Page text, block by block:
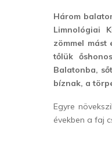
Három
Limnológiai
zömmel
tőlük
Balatonba,
bíznak, a
Egyre
években a faj